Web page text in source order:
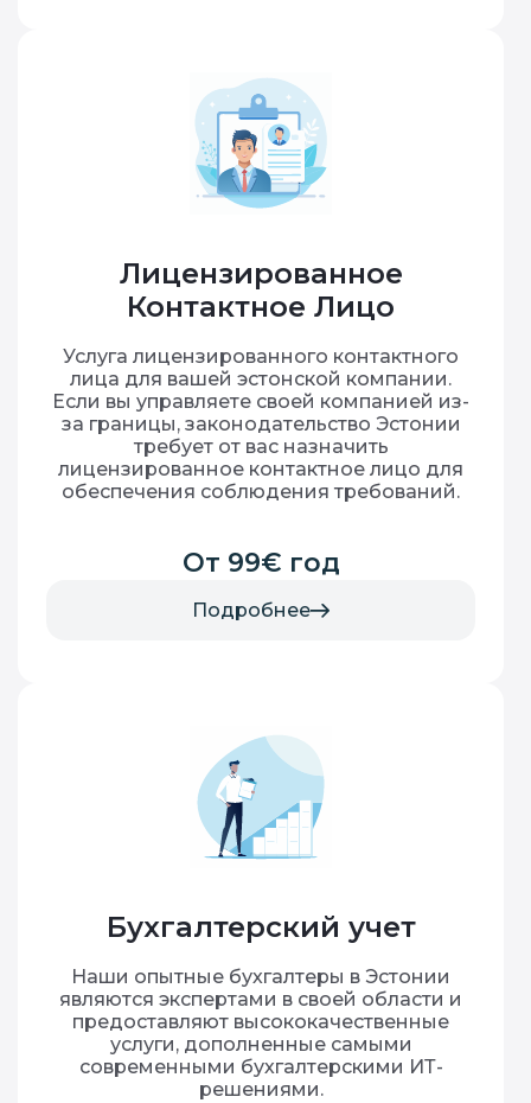
Лицензированное
Контактное Лицо
Услуга лицензированного контактного
лица для вашей эстонской компании.
Если вы управляете своей компанией из-
за границы, законодательство Эстонии
требует от вас назначить
лицензированное контактное лицо для
обеспечения соблюдения требований.
От 99€ год
Подробнее
Бухгалтерский учет
Наши опытные бухгалтеры в Эстонии
являются экспертами в своей области и
предоставляют высококачественные
услуги, дополненные самыми
современными бухгалтерскими ИТ-
решениями.